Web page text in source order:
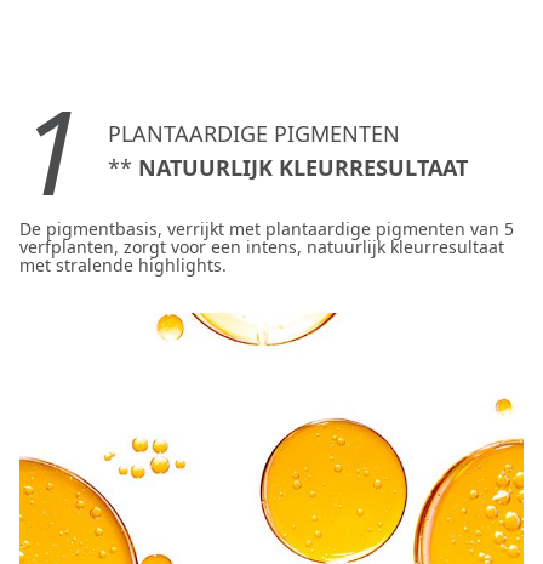
1
PLANTAARDIGE PIGMENTEN
** NATUURLIJK KLEURRESULTAAT
De pigmentbasis, verrijkt met plantaardige pigmenten van 5
verfplanten, zorgt voor een intens, natuurlijk kleurresultaat
met stralende highlights.